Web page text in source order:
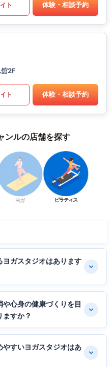
ト 体験・相談予約
2F
ト 体験・相談予約
ンルの店舗を探す
ヨガ ピラティス
ガスタジオはあります
心身の健康づくりを目
ますか？
すいヨガスタジオはあ